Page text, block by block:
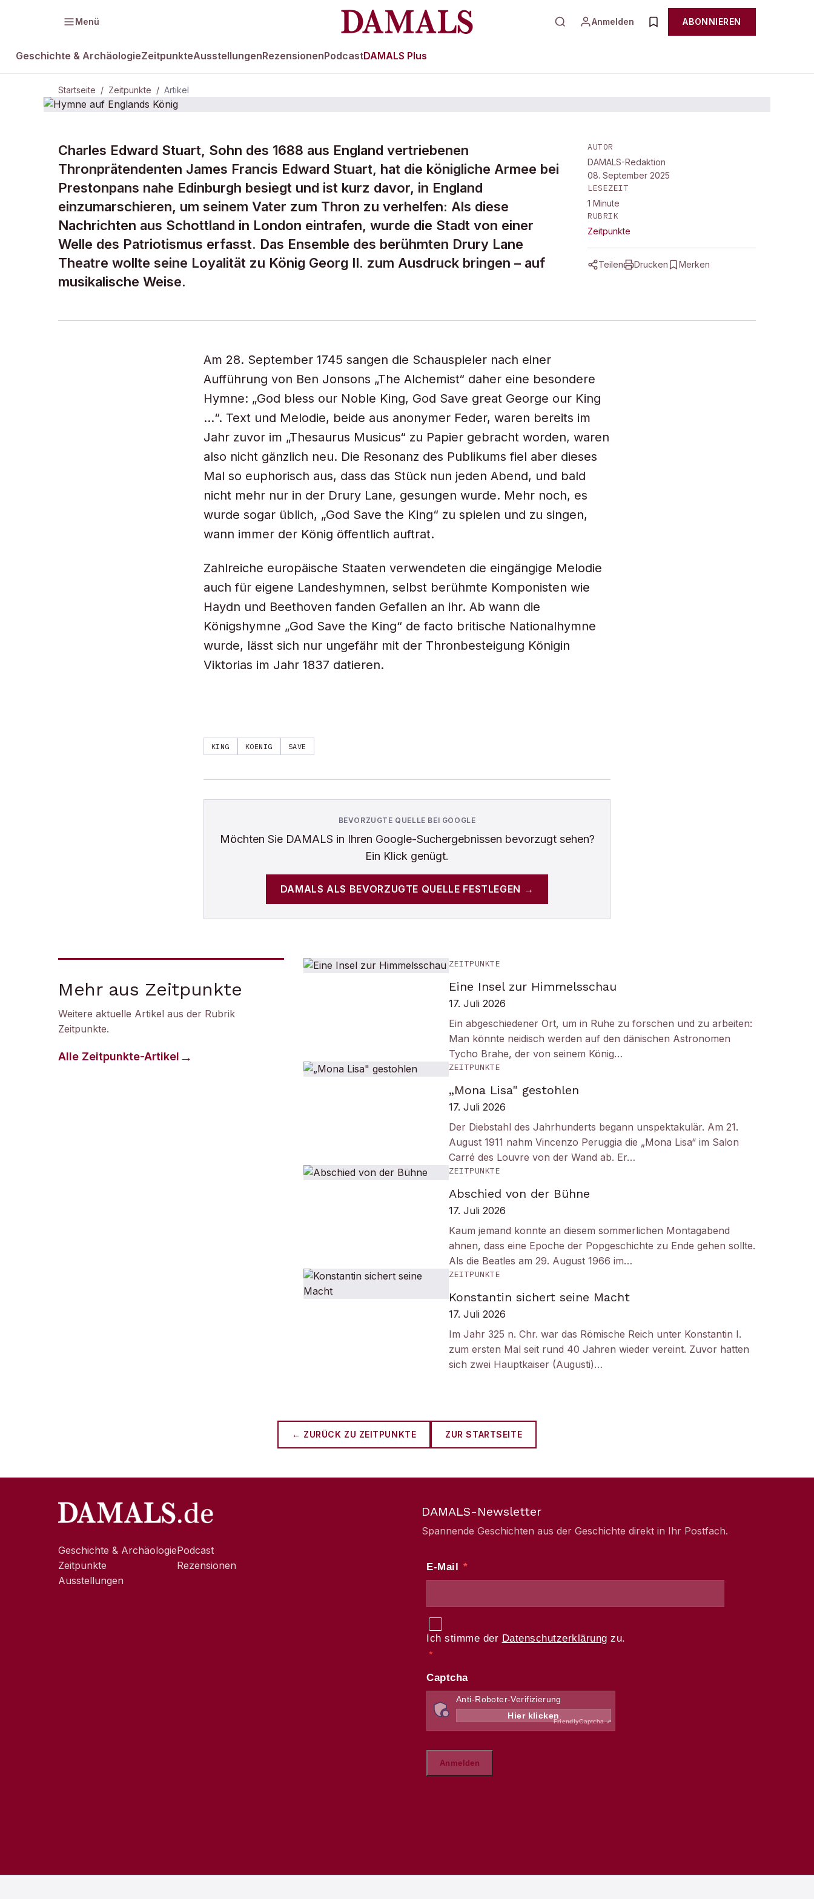
Menü Anmelden ABONNIEREN
Geschichte & ArchäologieZeitpunkteAusstellungenRezensionenPodcastDAMALS Plus
Startseite / Zeitpunkte / Artikel
ZEITPUNKTE · 28. SEPTEMBER 1688
Hymne auf Englands
König
Charles Edward Stuart, Sohn des 1688 aus England vertriebenen
Thronprätendenten James Francis Edward Stuart, hat die königliche Armee bei
Prestonpans nahe Edinburgh besiegt und ist kurz davor, in England
einzumarschieren, um seinem Vater zum Thron zu verhelfen: Als diese
Nachrichten aus Schottland in London eintrafen, wurde die Stadt von einer
Welle des Patriotismus erfasst. Das Ensemble des berühmten Drury Lane
Theatre wollte seine Loyalität zu König Georg II. zum Ausdruck bringen – auf
musikalische Weise.
AUTOR
DAMALS-Redaktion
08. September 2025
LESEZEIT
1 Minute
RUBRIK
Zeitpunkte
Teilen Drucken Merken
Am 28. September 1745 sangen die Schauspieler nach einer
Aufführung von Ben Jonsons „The Alchemist“ daher eine besondere
Hymne: „God bless our Noble King, God Save great George our King
…“. Text und Melodie, beide aus anonymer Feder, waren bereits im
Jahr zuvor im „Thesaurus Musicus“ zu Papier gebracht worden, waren
also nicht gänzlich neu. Die Resonanz des Publikums fiel aber dieses
Mal so euphorisch aus, dass das Stück nun jeden Abend, und bald
nicht mehr nur in der Drury Lane, gesungen wurde. Mehr noch, es
wurde sogar üblich, „God Save the King“ zu spielen und zu singen,
wann immer der König öffentlich auftrat.
Zahlreiche europäische Staaten verwendeten die eingängige Melodie
auch für eigene Landeshymnen, selbst berühmte Komponisten wie
Haydn und Beethoven fanden Gefallen an ihr. Ab wann die
Königshymne „God Save the King“ de facto britische Nationalhymne
wurde, lässt sich nur ungefähr mit der Thronbesteigung Königin
Viktorias im Jahr 1837 datieren.
KING KOENIG SAVE
BEVORZUGTE QUELLE BEI GOOGLE
Möchten Sie DAMALS in Ihren Google-Suchergebnissen bevorzugt sehen?
Ein Klick genügt.
DAMALS ALS BEVORZUGTE QUELLE FESTLEGEN →
Mehr aus Zeitpunkte
Weitere aktuelle Artikel aus der Rubrik
Zeitpunkte.
Alle Zeitpunkte-Artikel
ZEITPUNKTE
Eine Insel zur Himmelsschau
17. Juli 2026
Ein abgeschiedener Ort, um in Ruhe zu forschen und zu arbeiten:
Man könnte neidisch werden auf den dänischen Astronomen
Tycho Brahe, der von seinem König…
ZEITPUNKTE
„Mona Lisa" gestohlen
17. Juli 2026
Der Diebstahl des Jahrhunderts begann unspektakulär. Am 21.
August 1911 nahm Vincenzo Peruggia die „Mona Lisa“ im Salon
Carré des Louvre von der Wand ab. Er…
ZEITPUNKTE
Abschied von der Bühne
17. Juli 2026
Kaum jemand konnte an diesem sommerlichen Montagabend
ahnen, dass eine Epoche der Popgeschichte zu Ende gehen sollte.
Als die Beatles am 29. August 1966 im…
ZEITPUNKTE
Konstantin sichert seine Macht
17. Juli 2026
Im Jahr 325 n. Chr. war das Römische Reich unter Konstantin I.
zum ersten Mal seit rund 40 Jahren wieder vereint. Zuvor hatten
sich zwei Hauptkaiser (Augusti)…
← ZURÜCK ZU ZEITPUNKTE ZUR STARTSEITE
Geschichte & Archäologie
Zeitpunkte
Ausstellungen
Podcast
Rezensionen
DAMALS-Newsletter
Spannende Geschichten aus der Geschichte direkt in Ihr Postfach.